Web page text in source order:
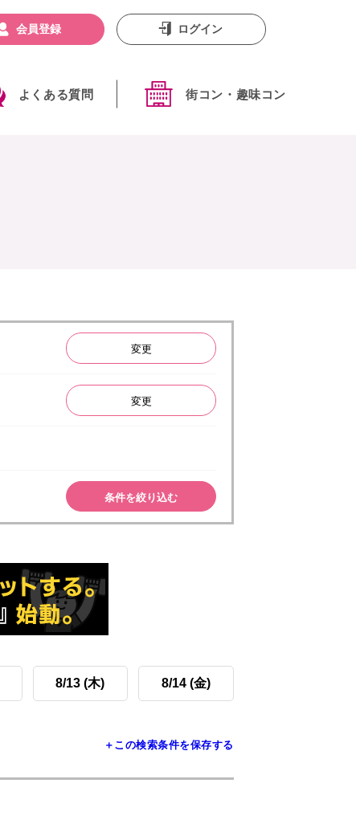
よくある質問 街コン・趣味コン
会員登録 ログイン
変更
変更
条件を絞り込む
8/13 (木) 8/14 (金)
＋この検索条件を保存する